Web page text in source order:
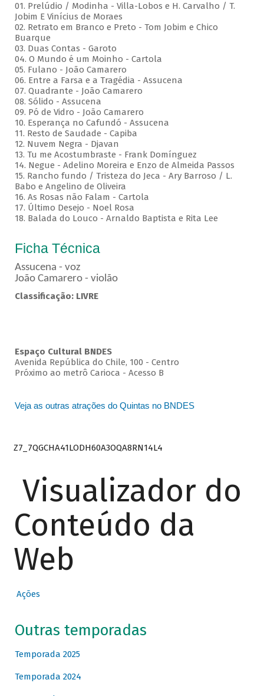
01. Prelúdio / Modinha - Villa-Lobos e H. Carvalho / T.
Jobim E Vinícius de Moraes
02. Retrato em Branco e Preto - Tom Jobim e Chico
Buarque
03. Duas Contas - Garoto
04. O Mundo é um Moinho - Cartola
05. Fulano - João Camarero
06. Entre a Farsa e a Tragédia - Assucena
07. Quadrante - João Camarero
08. Sólido - Assucena
09. Pó de Vidro - João Camarero
10. Esperança no Cafundó - Assucena
11. Resto de Saudade - Capiba
12. Nuvem Negra - Djavan
13. Tu me Acostumbraste - Frank Domínguez
14. Negue - Adelino Moreira e Enzo de Almeida Passos
15. Rancho fundo / Tristeza do Jeca - Ary Barroso / L.
Babo e Angelino de Oliveira
16. As Rosas não Falam - Cartola
17. Último Desejo - Noel Rosa
18. Balada do Louco - Arnaldo Baptista e Rita Lee
Ficha Técnica
Assucena - voz
João Camarero - violão
Classificação: LIVRE
Espaço Cultural BNDES
Avenida República do Chile, 100 - Centro
Próximo ao metrô Carioca - Acesso B
Veja as outras atrações do Quintas no BNDES
Z7_7QGCHA41LODH60A3OQA8RN14L4
Visualizador do
Conteúdo da
Web
Ações
Outras temporadas
Temporada 2025
Temporada 2024